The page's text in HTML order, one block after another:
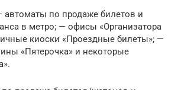
по продаже билетов и
в метро; — офисы «Организатора
киоски «Проездные билеты»; —
«Пятерочка» и некоторые